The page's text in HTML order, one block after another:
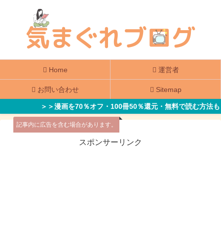
Home 運営者
お問い合わせ Sitemap
＞＞漫画を70％オフ・100冊50％還元・無料で読む方法も
記事内に広告を含む場合があります。
スポンサーリンク